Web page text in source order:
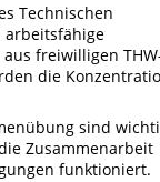
Technischen
arbeitsfähige
freiwilligen
die
sind
Zusammenarbeit
funktioniert.